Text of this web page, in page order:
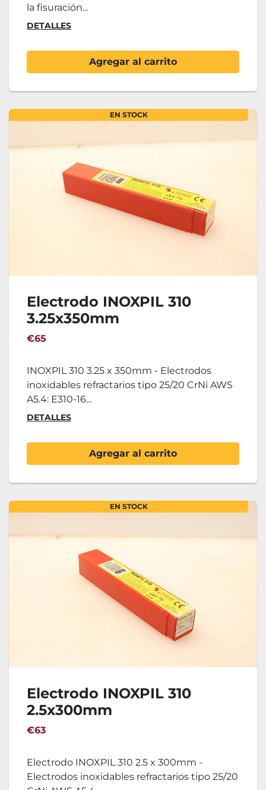
la fisuración...
DETALLES
Agregar al carrito
EN STOCK
Electrodo INOXPIL 310
3.25x350mm
€65
INOXPIL 310 3.25 x 350mm - Electrodos
inoxidables refractarios tipo 25/20 CrNi AWS
A5.4: E310-16...
DETALLES
Agregar al carrito
EN STOCK
Electrodo INOXPIL 310
2.5x300mm
€63
Electrodo INOXPIL 310 2.5 x 300mm -
Electrodos inoxidables refractarios tipo 25/20